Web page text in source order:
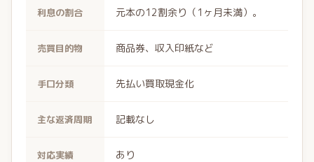
利息の割合 元本の12割余り（1ヶ月未満）。
売買目的物 商品券、収入印紙など
手口分類 先払い買取現金化
主な返済周期 記載なし
対応実績 あり